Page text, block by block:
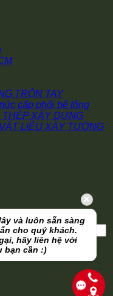
TRỘN TAY
cấp phối bê tông
XÂY DỰNG
LIỆU XÂY TƯỜNG
và luôn sẵn sàng
cho quý khách.
hãy liên hệ với
bạn cần :)